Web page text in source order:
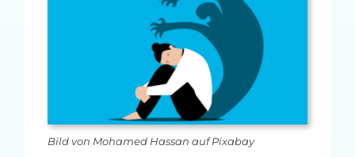
MFA-heute Newsletter-Anmeldung
Ihre Werbung auf MFA-heute.de
SucheBild von Mohamed Hassan auf Pixabay